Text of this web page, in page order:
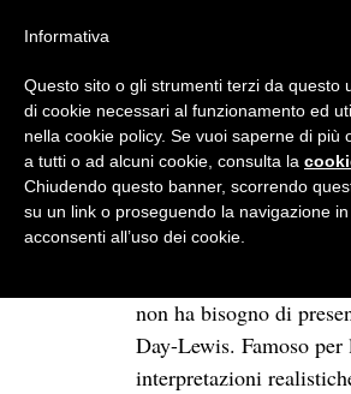
BROWSE TAG
Gangs of
I migliori film di
Lewis (per ora)
A febbraio esce in Italia
non ha bisogno di
Day-Lewis. Famoso per
interpretazioni
Informativa
Questo sito o gli strumenti terzi da questo
di cookie necessari al funzionamento ed
nella cookie policy. Se vuoi saperne di più
a tutti o ad alcuni cookie, consulta la
Chiudendo questo banner, scorrendo
su un link o proseguendo la navigazione in
acconsenti all’uso dei cookie.